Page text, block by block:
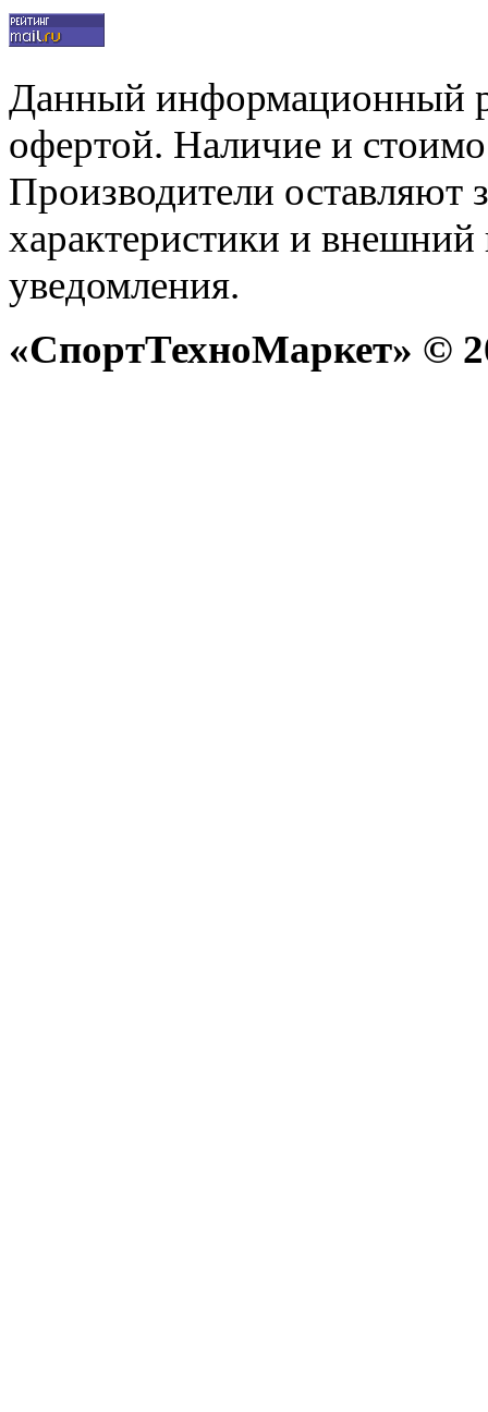
Данный информационный
офертой. Наличие и
Производители оставляют
характеристики и внешний
уведомления.
«СпортТехноМаркет» ©